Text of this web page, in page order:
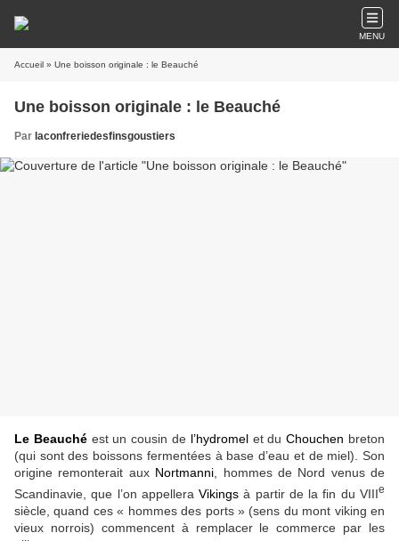
MENU
Accueil » Une boisson originale : le Beauché
Une boisson originale : le Beauché
Par laconfreriedesfinsgoustiers
Le Beauchéest un cousin de l’hydromelet duChouchen breton
(qui sont des boissons fermentées à base d’eau et de miel). Son
origine remonterait aux Nortmanni , hommes de Nord venus de
Scandinavie, que l’on appelleraVikings à partir de la fin du VIIIe
siècle, quand ces « hommes des ports » (sens du mont viking en
vieux norrois) commencent à remplacer le commerce par les